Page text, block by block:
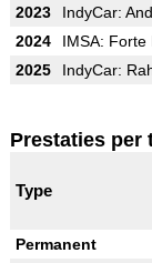
2023
IndyCar:
2024
IMSA: Forte
2025
IndyCar:
Prestaties per
Type
Permanent